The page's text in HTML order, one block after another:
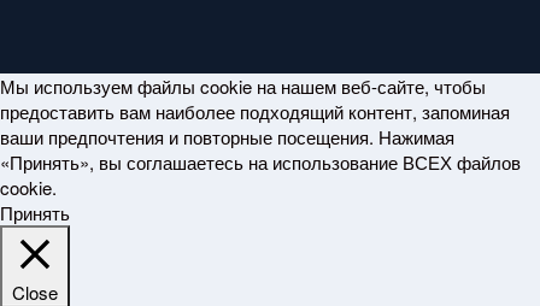
Мы используем файлы cookie на нашем веб-сайте, чтобы
предоставить вам наиболее подходящий контент, запоминая
ваши предпочтения и повторные посещения. Нажимая
«Принять», вы соглашаетесь на использование ВСЕХ файлов
cookie.
Принять
Close